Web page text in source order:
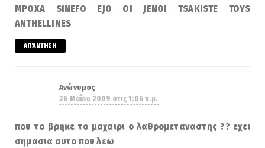
MPOXA SINEFO EJO OI JENOI TSAKISTE TOYS
ANTHELLINES
ΑΠΆΝΤΗΣΗ
Ανώνυμος
26 Μαΐου 2009 στις 1:06 π.μ.
που το βρηκε το μαχαιρι ο λαθρομεταναστης ?? εχει
σημασια αυτο που λεω